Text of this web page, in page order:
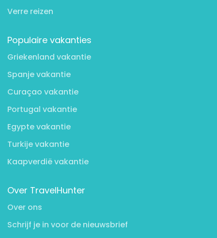
Verre reizen
Populaire vakanties
Griekenland vakantie
Spanje vakantie
Curaçao vakantie
Portugal vakantie
Egypte vakantie
Turkije vakantie
Kaapverdië vakantie
Over TravelHunter
Over ons
Schrijf je in voor de nieuwsbrief